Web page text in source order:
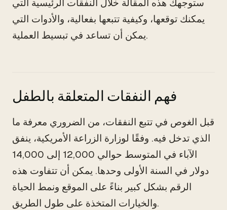
ستوجهك هذه المقالة خلال النفقات الرئيسية التي
يمكنك توقعها، وكيفية تتبعها بفعالية، والأدوات التي
يمكن أن تساعد في تبسيط العملية.
فهم النفقات المتعلقة بالطفل
قبل الغوص في تتبع النفقات، من الضروري معرفة ما
الذي تدخل فيه. وفقًا لوزارة الزراعة الأمريكية، ينفق
الآباء في المتوسط حوالي 12,000 إلى 14,000
دولار في السنة الأولى وحدها. يمكن أن تتفاوت هذه
الرقم بشكل كبير بناءً على الموقع ونمط الحياة
والخيارات المتخذة على طول الطريق.